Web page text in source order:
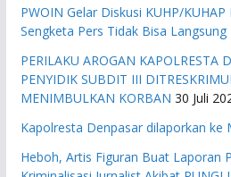
PWOIN Gelar Diskusi KUHP/
Sengketa Pers Tidak Bisa Langsung
PERILAKU AROGAN KAPOLRESTA
PENYIDIK SUBDIT III
MENIMBULKAN KORBAN 30 Juli
Kapolresta Denpasar dilaporkan ke
Heboh, Artis Figuran Buat Laporan